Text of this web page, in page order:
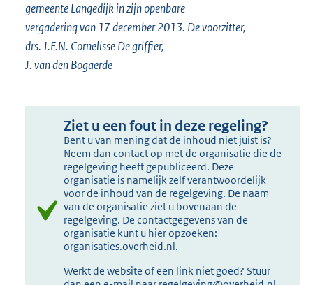
gemeente Langedijk in zijn openbare
vergadering van 17 december 2013. De voorzitter,
drs. J.F.N. Cornelisse De griffier,
J. van den Bogaerde
Ziet u een fout in deze regeling?
Bent u van mening dat de inhoud niet juist is?
Neem dan contact op met de organisatie die de
regelgeving heeft gepubliceerd. Deze
organisatie is namelijk zelf verantwoordelijk
voor de inhoud van de regelgeving. De naam
van de organisatie ziet u bovenaan de
regelgeving. De contactgegevens van de
organisatie kunt u hier opzoeken:
organisaties.overheid.nl.
Werkt de website of een link niet goed? Stuur